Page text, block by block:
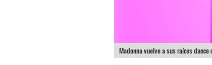
Madonna vuelve a sus raíces dance